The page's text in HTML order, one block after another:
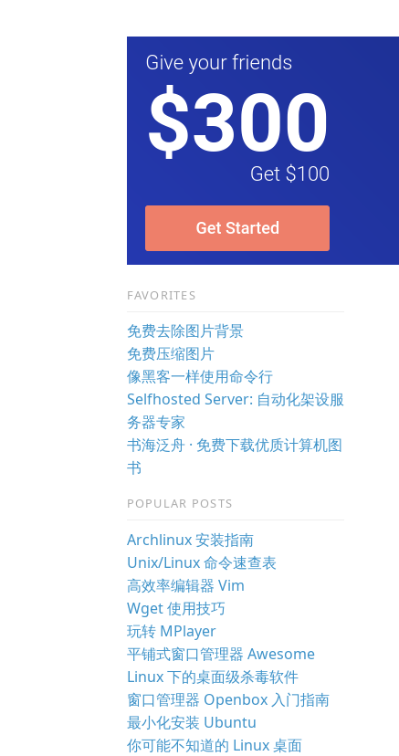
FAVORITES
免费去除图片背景
免费压缩图片
像黑客一样使用命令行
Selfhosted Server: 自动化架设服
务器专家
书海泛舟 · 免费下载优质计算机图
书
POPULAR POSTS
Archlinux 安装指南
Unix/Linux 命令速查表
高效率编辑器 Vim
Wget 使用技巧
玩转 MPlayer
平铺式窗口管理器 Awesome
Linux 下的桌面级杀毒软件
窗口管理器 Openbox 入门指南
最小化安装 Ubuntu
你可能不知道的 Linux 桌面